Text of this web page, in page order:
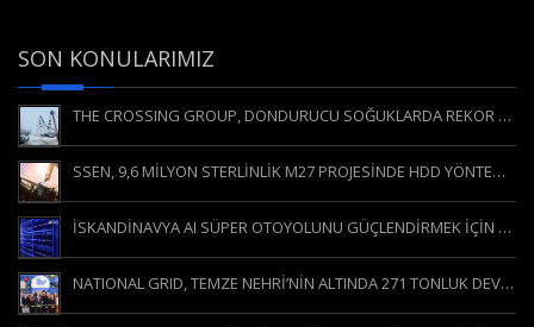
SON KONULARIMIZ
THE CROSSING GROUP, DONDURUCU SOĞUKLARDA REKOR KIRAN HDD KESİŞİMİNİ GERÇEKLEŞTİRDİ
SSEN, 9,6 MİLYON STERLİNLİK M27 PROJESİNDE HDD YÖNTEMİNE GÜVENİYOR
İSKANDİNAVYA AI SÜPER OTOYOLUNU GÜÇLENDİRMEK İÇİN YÖNLENDİRİLEBİLİR YATAY DELGİ (YYD / HDD)
NATIONAL GRID, TEMZE NEHRİ’NİN ALTINDA 271 TONLUK DEV MAKİNEYİ HAREKETE GEÇİRDİ